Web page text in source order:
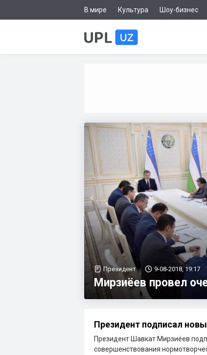
В мире Культура Шоу-бизнес
Президент 9-08-2018, 19:17
Мирзиёев провел
Президент подписал
Президент Шавкат Мирзиёев
совершенствования